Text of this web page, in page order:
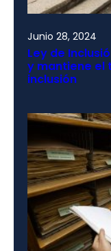
Junio 28, 2024
Ley de
y mantiene el
inclusión